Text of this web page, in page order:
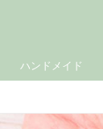
ハンドメイド